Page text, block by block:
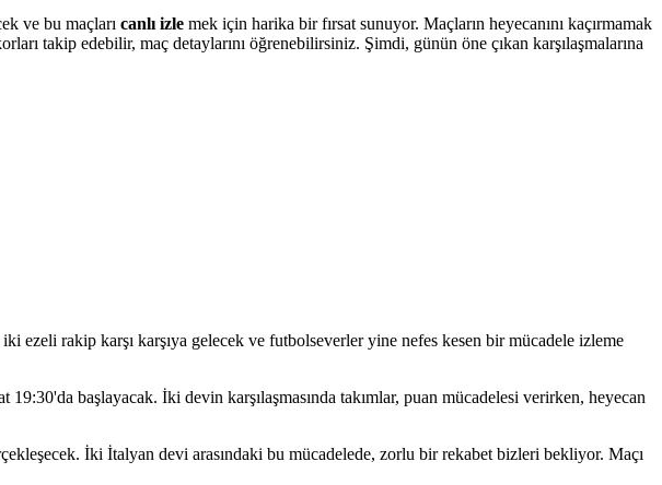
ve bu maçları canlı izle mek için harika bir fırsat sunuyor. Maçların heyecanını kaçırmamak
takip edebilir, maç detaylarını öğrenebilirsiniz. Şimdi, günün öne çıkan karşılaşmalarına
ezeli rakip karşı karşıya gelecek ve futbolseverler yine nefes kesen bir mücadele izleme
başlayacak. İki devin karşılaşmasında takımlar, puan mücadelesi verirken, heyecan
İki İtalyan devi arasındaki bu mücadelede, zorlu bir rekabet bizleri bekliyor. Maçı